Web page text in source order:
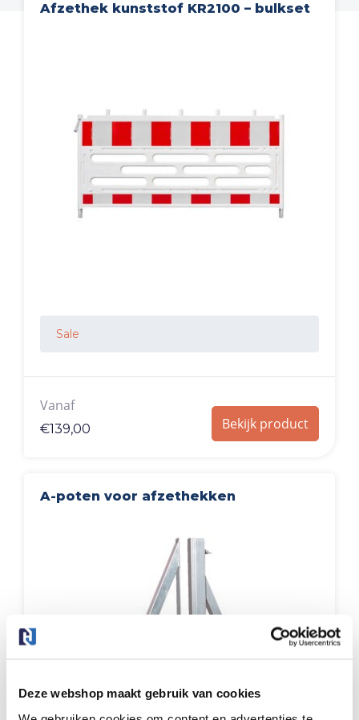
Deze webshop maakt gebruik van cookies
Afzethek kunststof KR2100 – bulkset
Sale
Vanaf
€139,00 Bekijk product
A-poten voor afzethekken